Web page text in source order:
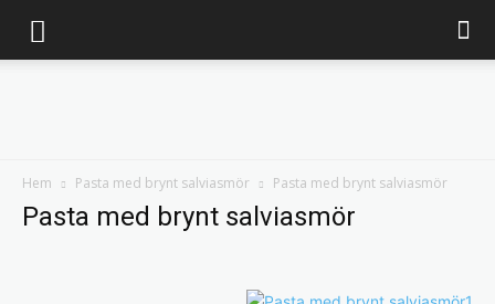
Hem Pasta med brynt salviasmör Pasta med brynt salviasmör
Pasta med brynt salviasmör